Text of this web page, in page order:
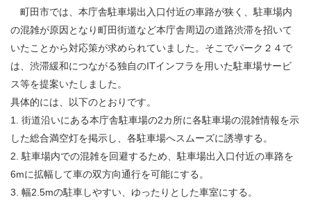
町田市では、本庁舎駐車場出入口付近の車路が狭く、駐車場内
の混雑が原因となり町田街道など本庁舎周辺の道路渋滞を招いて
いたことから対応策が求められていました。そこでパーク２４で
は、渋滞緩和につながる独自のITインフラを用いた駐車場サービ
ス等を提案いたしました。
具体的には、以下のとおりです。
1. 街道沿いにある本庁舎駐車場の2カ所に各駐車場の混雑情報を示
した総合満空灯を掲示し、各駐車場へスムーズに誘導する。
2. 駐車場内での混雑を回避するため、駐車場出入口付近の車路を
6mに拡幅して車の双方向通行を可能にする。
3. 幅2.5mの駐車しやすい、ゆったりとした車室にする。